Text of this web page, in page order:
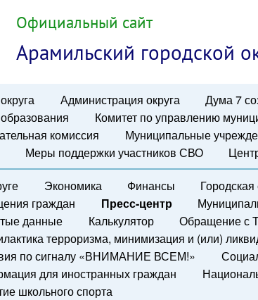
Официальный сайт
Арамильский городской
Администрация округа Дума 7
Комитет по управлению
комиссия
Муниципальные
Меры поддержки участников СВО
Экономика Финансы
граждан
Пресс-центр
данные
Калькулятор
Обращение с
терроризма, минимизация и (или)
по сигналу «ВНИМАНИЕ ВСЕМ!»
для иностранных граждан
школьного спорта